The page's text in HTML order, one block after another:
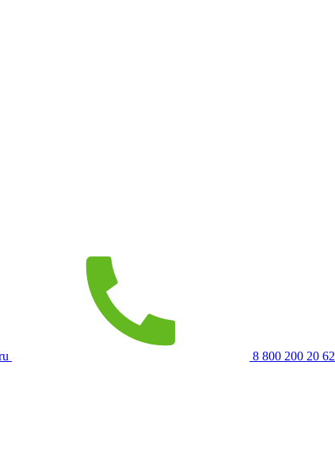
8 800 200 20 62